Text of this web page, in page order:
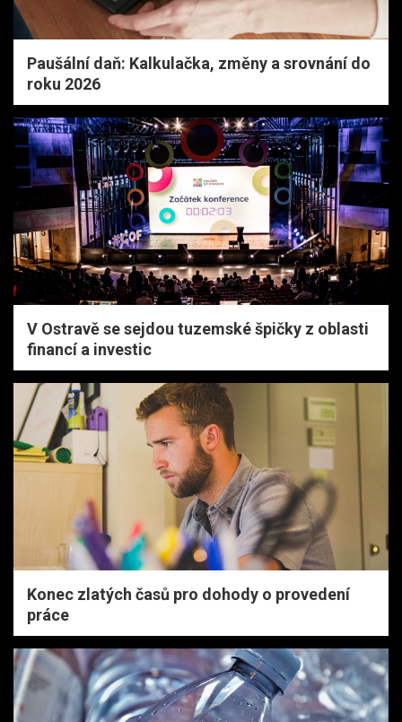
Paušální daň: Kalkulačka, změny a srovnání do
roku 2026
V Ostravě se sejdou tuzemské špičky z oblasti
financí a investic
Konec zlatých časů pro dohody o provedení
práce